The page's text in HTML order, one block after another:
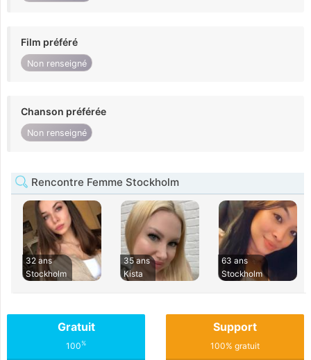
Film préféré
Non renseigné
Chanson préférée
Non renseigné
Rencontre Femme Stockholm
32 ans
Stockholm
35 ans
Kista
63 ans
Stockholm
Gratuit
100%
Support
100% gratuit